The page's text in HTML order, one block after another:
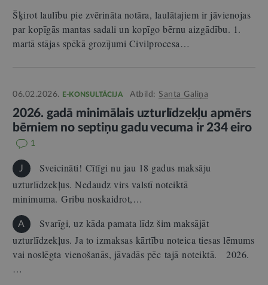
Šķirot laulību pie zvērināta notāra, laulātajiem ir jāvienojas
par kopīgās mantas sadali un kopīgo bērnu aizgādību. 1.
martā stājas spēkā grozījumi Civilprocesa…
06.02.2026. E-KONSULTĀCIJA Atbild: Santa Galiņa
2026. gadā minimālais uzturlīdzekļu apmērs
bērniem no septiņu gadu vecuma ir 234 eiro
1
J
Sveicināti! Cītīgi nu jau 18 gadus maksāju
uzturlīdzekļus. Nedaudz virs valstī noteiktā
minimuma. Gribu noskaidrot,…
A
Svarīgi, uz kāda pamata līdz šim maksājāt
uzturlīdzekļus. Ja to izmaksas kārtību noteica tiesas lēmums
vai noslēgta vienošanās, jāvadās pēc tajā noteiktā. 2026.
…